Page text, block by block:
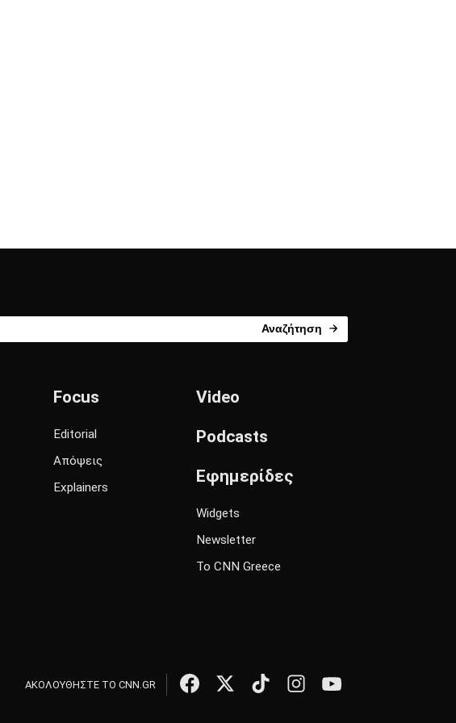
Αναζήτηση
Focus
Editorial
Απόψεις
Explainers
Video
Podcasts
Εφημερίδες
Widgets
Newsletter
Το CNN Greece
ΑΚΟΛΟΥΘΗΣΤΕ ΤΟ CNN.GR